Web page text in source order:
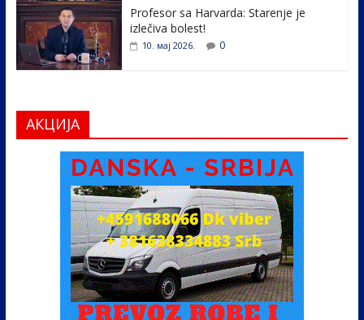
Profesor sa Harvarda: Starenje je
izlečiva bolest!
10. мај 2026. 0
АКЦИЈА